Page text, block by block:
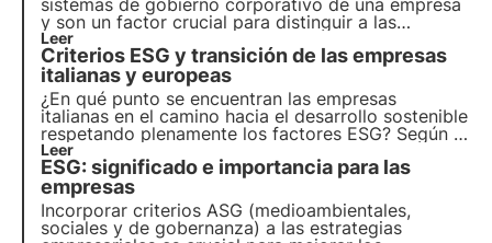
sistemas de gobierno corporativo de una empresa
y son un factor crucial para distinguir a las
organizaciones que consideran la sostenibilidad en
el núcleo de su modelo de negocio de aquellas que
la abordan por razones de comunicación externa.
Leer
Criterios ESG y transición de las empresas
italianas y europeas
¿En qué punto se encuentran las empresas
italianas en el camino hacia el desarrollo sostenible
respetando plenamente los factores ESG? Según el
ESG Outlook del CRIF, Italia se encuentra en la
dirección correcta, pero la transición hacia los
objetivos de protección de la biodiversidad de la
Agenda 2030 aún está lejos.
Leer
ESG: significado e importancia para las
empresas
Incorporar criterios ASG (medioambientales,
sociales y de gobernanza) a las estrategias